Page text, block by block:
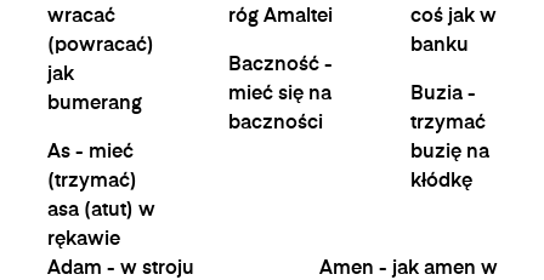
wracać
(powracać)
jak
bumerang
As - mieć
(trzymać)
asa (atut) w
rękawie
róg Amaltei
Baczność -
mieć się na
baczności
coś jak w
banku
Buzia -
trzymać
buzię na
kłódkę
Adam - w stroju
Amen - jak amen w